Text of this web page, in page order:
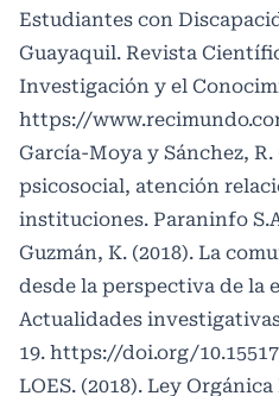
Estudiantes con
Guayaquil. Revista
Investigación y el
https://
García-Moya y Sánchez, R.
psicosocial, atención
instituciones. Paraninfo
Guzmán, K. (2018). La
desde la perspectiva de la
Actualidades
19. https://doi.org/
LOES. (2018). Ley